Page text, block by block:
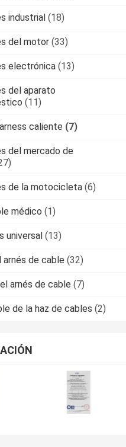
industrial (18)
del motor (33)
electrónica (13)
del aparato
(11)
caliente (7)
del mercado de
de la motocicleta (6)
médico (1)
universal (13)
de cable (32)
arnés de cable (7)
de la haz de cables (2)